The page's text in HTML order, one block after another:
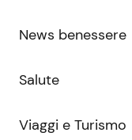
News benessere
Salute
Viaggi e Turismo